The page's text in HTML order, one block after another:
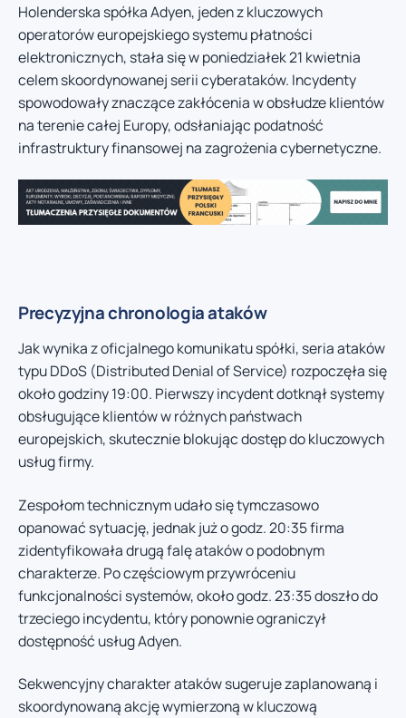
Holenderska spółka Adyen, jeden z kluczowych
operatorów europejskiego systemu płatności
elektronicznych, stała się w poniedziałek 21 kwietnia
celem skoordynowanej serii cyberataków. Incydenty
spowodowały znaczące zakłócenia w obsłudze klientów
na terenie całej Europy, odsłaniając podatność
infrastruktury finansowej na zagrożenia cybernetyczne.
Precyzyjna chronologia ataków
Jak wynika z oficjalnego komunikatu spółki, seria ataków
typu DDoS (Distributed Denial of Service) rozpoczęła się
około godziny 19:00. Pierwszy incydent dotknął systemy
obsługujące klientów w różnych państwach
europejskich, skutecznie blokując dostęp do kluczowych
usług firmy.
Zespołom technicznym udało się tymczasowo
opanować sytuację, jednak już o godz. 20:35 firma
zidentyfikowała drugą falę ataków o podobnym
charakterze. Po częściowym przywróceniu
funkcjonalności systemów, około godz. 23:35 doszło do
trzeciego incydentu, który ponownie ograniczył
dostępność usług Adyen.
Sekwencyjny charakter ataków sugeruje zaplanowaną i
skoordynowaną akcję wymierzoną w kluczową